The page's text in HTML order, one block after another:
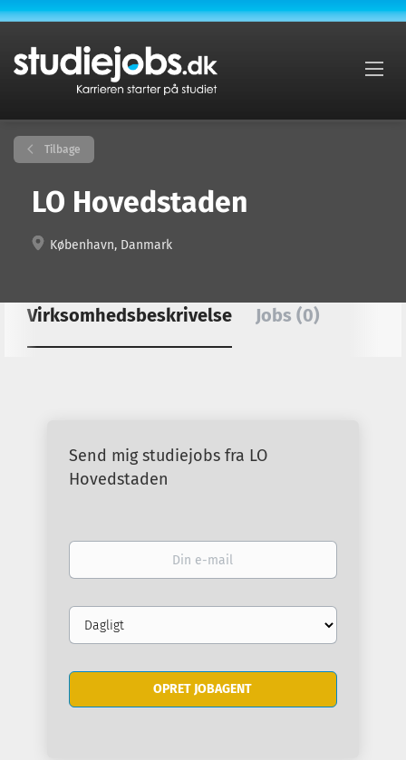
Tilbage
LO Hovedstaden
København, Danmark
Virksomhedsbeskrivelse Jobs (0)
Send mig studiejobs fra LO
Hovedstaden
Din
Email
frequency